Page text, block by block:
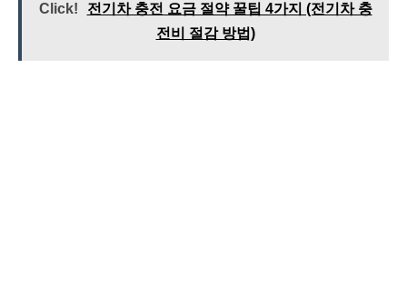
Click!
전기차 충전 요금 절약 꿀팁 4가지 (전기차 충
전비 절감 방법)